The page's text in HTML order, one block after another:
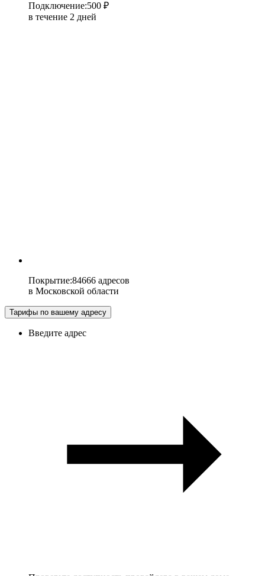
Подключение:500 ₽
в течение 2 дней
Покрытие:84666 адресов
в Московской области
Тарифы по вашему адресу
Введите адрес